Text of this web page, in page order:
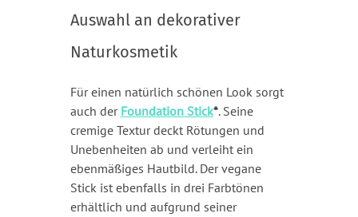
Auswahl an dekorativer
Naturkosmetik
Für einen natürlich schönen Look sorgt
auch der Foundation Stick*. Seine
cremige Textur deckt Rötungen und
Unebenheiten ab und verleiht ein
ebenmäßiges Hautbild. Der vegane
Stick ist ebenfalls in drei Farbtönen
erhältlich und aufgrund seiner